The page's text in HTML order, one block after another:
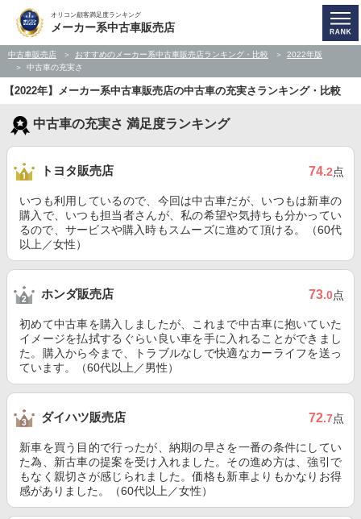
オリコン顧客満足度ランキング
メーカー系中古車販売店
中古車販売店 おすすめのメーカー系中古車販売店ランキング・比較
2022年版
中古車の充実さ
【2022年】メーカー系中古車販売店の中古車の充実さランキング・比較
中古車の充実さ 満足度ランキング
トヨタ販売店 74.2点
いつも利用しているので、今回は中古車だが、いつもは新車の
購入で、いつも担当者さんが、私の希望や気持ちも分かってい
るので、サービスや購入時もスムーズに進めて頂ける。（60代
以上／女性）
ホンダ販売店 73.0点
初めて中古車を購入しましたが、これまで中古車に抱いていた
イメージを払拭するぐらい良い車を手に入れることができまし
た。購入から今まで、トラブルなしで快適なカーライフを送っ
ています。（60代以上／男性）
ダイハツ販売店 72.7点
新車を買う目的で行ったが、納期の早さを一番の条件にしてい
た為、新古車の提案を受け入れました。その進め方は、強引で
もなく親切さが感じられました。価格も新車よりもかなりお得
感がありました。（60代以上／女性）